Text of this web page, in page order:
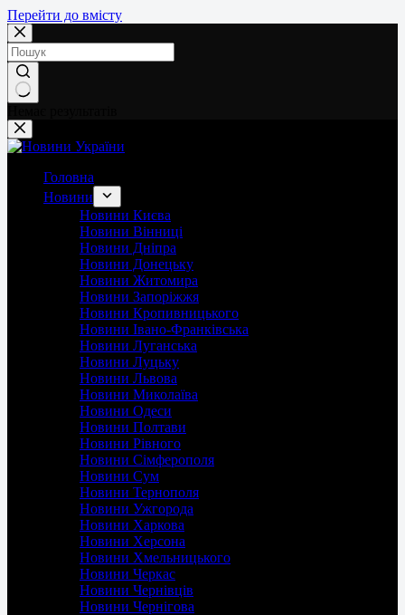
Перейти до вмісту
Головна
Новини
Новини Києва
Новини Вінниці
Новини Дніпра
Новини Донецьку
Новини Житомира
Новини Запоріжжя
Новини Кропивницького
Новини Івано-Франківська
Новини Луганська
Новини Луцьку
Новини Львова
Новини Миколаїва
Новини Одеси
Новини Полтави
Новини Рівного
Новини Сімферополя
Новини Сум
Новини Тернополя
Новини Ужгорода
Новини Харкова
Новини Херсона
Новини Хмельницького
Новини Черкас
Новини Чернівців
Новини Чернігова